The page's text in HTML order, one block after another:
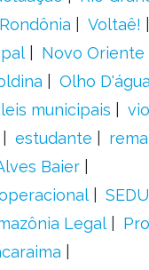
Rondônia Voltaê!
Novo Oriente
Olho
leis municipais
estudante
Baier
Legal